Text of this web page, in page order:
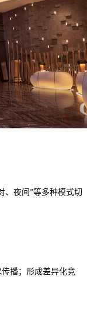
、夜间”等多种模式切
播；形成差异化竞